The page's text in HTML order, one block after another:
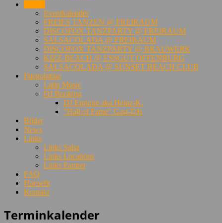
Eventkalender
FREIES TANZEN @ FREIRAUM
DISCOFOX TANZPARTY @ FREIRAUM
SALSACOLADA @ FREIRAUM
DISCOFOX TANZPARTY @ BRAUWERK
KIZZ-BEACH @ ESSGUT OFFENBURG
SALSACOLADA @ SUNSET BEACH CLUB
Fuegolatino
Latin Music
DJ Booking
DJ Enrique aka Heinz-K.
"Hall of Fame" Gast-DJs
Bilder
News
Links
Links Salsa
Links Locations
Links Partner
FAQ
Hansefit
Kontakt
Terminkalender